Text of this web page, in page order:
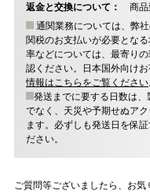
返金と交換について：
商品
通関業務については、弊
関税のお支払いが必要とな
率などについては、最寄り
認ください。日本国外向け
情報はこちらをご覧ください
発送までに要する日数は
でなく、天災や予期せぬア
ます。必ずしも発送日を保
ださい。
ご質問等ございましたら、お気